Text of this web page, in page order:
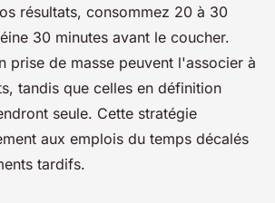
résultats, consommez 20 à 30
30 minutes avant le coucher.
prise de masse peuvent l'associer à
tandis que celles en définition
seule. Cette stratégie
aux emplois du temps décalés
tardifs.